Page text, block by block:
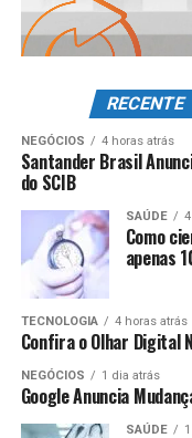
RECENTE
NEGÓCIOS 4 horas atrás
Santander Brasil
do SCIB
SAÚDE
Como
apenas
TECNOLOGIA 4 horas atrás
Confira o Olhar
NEGÓCIOS 1 dia atrás
Google Anuncia
SAÚDE